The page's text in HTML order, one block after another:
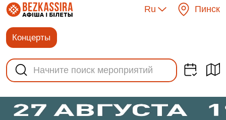
Ru Пинск
Концерты